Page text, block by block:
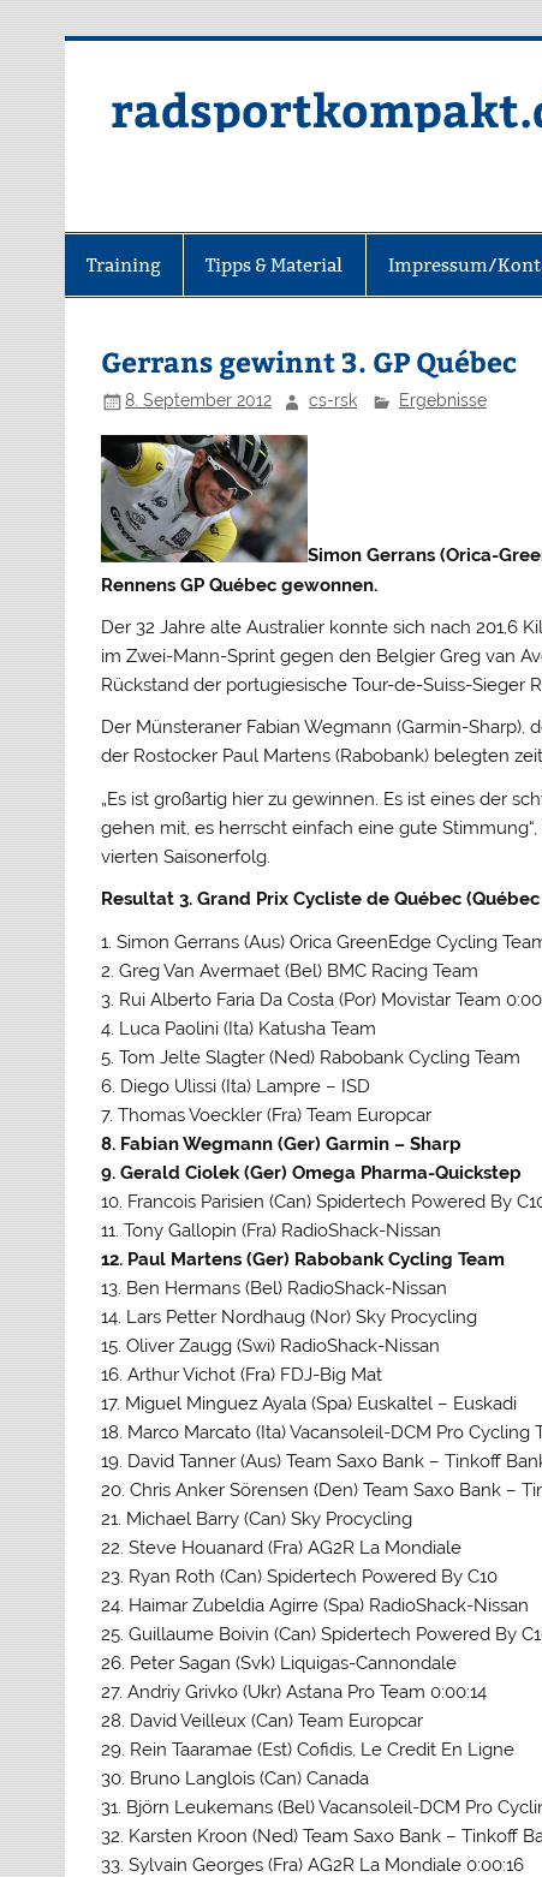
Training Tipps & Material Impressum/
Gerrans gewinnt 3. GP Québec
8. September 2012 cs-rsk Ergebnisse
Simon Gerrans (Orica-
Rennens GP Québec gewonnen.
Der 32 Jahre alte Australier konnte sich nach 201,6
im Zwei-Mann-Sprint gegen den Belgier Greg van
Rückstand der portugiesische Tour-de-Suiss-Sieger
Der Münsteraner Fabian Wegmann (Garmin-
der Rostocker Paul Martens (Rabobank) belegten
„Es ist großartig hier zu gewinnen. Es ist eines der
gehen mit, es herrscht einfach eine gute
vierten Saisonerfolg.
Resultat 3. Grand Prix Cycliste de Québec
1. Simon Gerrans (Aus) Orica GreenEdge Cycling
2. Greg Van Avermaet (Bel) BMC Racing Team
3. Rui Alberto Faria Da Costa (Por) Movistar Team
4. Luca Paolini (Ita) Katusha Team
5. Tom Jelte Slagter (Ned) Rabobank Cycling Team
6. Diego Ulissi (Ita) Lampre – ISD
7. Thomas Voeckler (Fra) Team Europcar
8. Fabian Wegmann (Ger) Garmin – Sharp
9. Gerald Ciolek (Ger) Omega Pharma-Quickstep
10. Francois Parisien (Can) Spidertech Powered By
11. Tony Gallopin (Fra) RadioShack-Nissan
12. Paul Martens (Ger) Rabobank Cycling Team
13. Ben Hermans (Bel) RadioShack-Nissan
14. Lars Petter Nordhaug (Nor) Sky Procycling
15. Oliver Zaugg (Swi) RadioShack-Nissan
16. Arthur Vichot (Fra) FDJ-Big Mat
17. Miguel Minguez Ayala (Spa) Euskaltel – Euskadi
18. Marco Marcato (Ita) Vacansoleil-DCM Pro Cycling
19. David Tanner (Aus) Team Saxo Bank – Tinkoff
20. Chris Anker Sörensen (Den) Team Saxo Bank –
21. Michael Barry (Can) Sky Procycling
22. Steve Houanard (Fra) AG2R La Mondiale
23. Ryan Roth (Can) Spidertech Powered By C10
24. Haimar Zubeldia Agirre (Spa) RadioShack-Nissan
25. Guillaume Boivin (Can) Spidertech Powered By
26. Peter Sagan (Svk) Liquigas-Cannondale
27. Andriy Grivko (Ukr) Astana Pro Team 0:00:14
28. David Veilleux (Can) Team Europcar
29. Rein Taaramae (Est) Cofidis, Le Credit En Ligne
30. Bruno Langlois (Can) Canada
31. Björn Leukemans (Bel) Vacansoleil-DCM Pro
32. Karsten Kroon (Ned) Team Saxo Bank – Tinkoff
33. Sylvain Georges (Fra) AG2R La Mondiale 0:00:16